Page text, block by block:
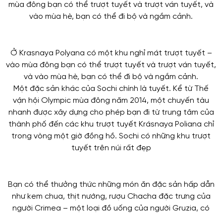
mùa đông bạn có thể trượt tuyết và trượt ván tuyết, và
vào mùa hè, bạn có thể đi bộ và ngắm cảnh.
Ở Krasnaya Polyana có một khu nghỉ mát trượt tuyết –
vào mùa đông bạn có thể trượt tuyết và trượt ván tuyết,
và vào mùa hè, bạn có thể đi bộ và ngắm cảnh.
Một đặc sản khác của Sochi chính là tuyết. Kể từ Thế
vận hội Olympic mùa đông năm 2014, một chuyến tàu
nhanh được xây dựng cho phép bạn đi từ trung tâm của
thành phố đến các khu trượt tuyết Krásnaya Poliana chỉ
trong vòng một giờ đồng hồ. Sochi có những khu trượt
tuyết trên núi rất đẹp
Bạn có thể thưởng thức những món ăn đặc sản hấp dẫn
như kem chua, thịt nướng, rượu Chacha đặc trưng của
người Crimea – một loại đồ uống của người Gruzia, có